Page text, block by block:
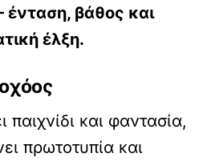
βάθος και
έλξη.
και φαντασία,
πρωτοτυπία και